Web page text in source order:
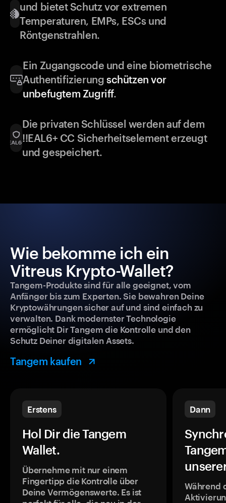
und bietet Schutz vor extremen
Temperaturen, EMPs, ESCs und
Röntgenstrahlen.
Ein Zugangscode und eine biometrische
Authentifizierung schützen vor
unbefugtem Zugriff.
Die privaten Schlüssel werden auf dem
!!EAL6+ CC Sicherheitselement erzeugt
und gespeichert.
Wie bekomme ich ein
Vitreus Krypto-Wallet?
Tangem-Produkte sind für alle geeignet, vom
Anfänger bis zum Experten. Sie bewahren Deine
Kryptowährungen sicher auf und sind einfach zu
verwalten. Dank modernster Technologie
ermöglicht Dir Tangem die Kontrolle und den
Schutz Deiner digitalen Assets.
Tangem kaufen
Erstens
Hol Dir die Tangem
Wallet.
Übernehme mit nur einem
Fingertipp die Kontrolle über
Deine Vermögenswerte. Es ist
Dann
Während